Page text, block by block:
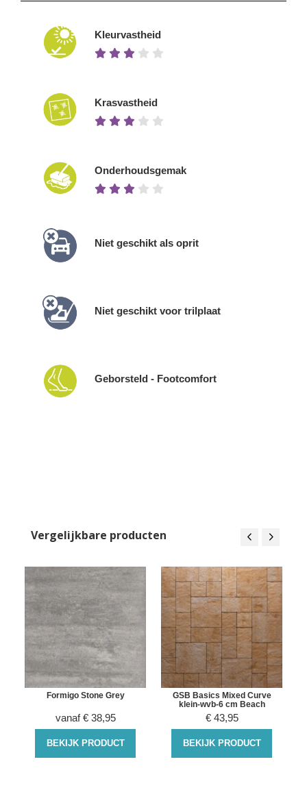
Kleurvastheid
Krasvastheid
Onderhoudsgemak
Niet geschikt als oprit
Niet geschikt voor trilplaat
Geborsteld - Footcomfort
Vergelijkbare producten
Formigo Stone Grey
vanaf € 38,95
BEKIJK PRODUCT
GSB Basics Mixed Curve
klein-wvb-6 cm Beach
€ 43,95
BEKIJK PRODUCT